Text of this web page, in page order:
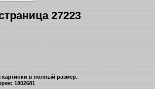
27223
в полный размер.
1802681